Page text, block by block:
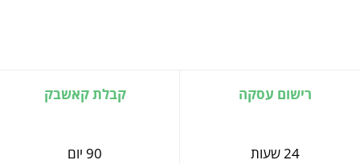
רישום עסקה
24 שעות
קבלת קאשבק
90 יום